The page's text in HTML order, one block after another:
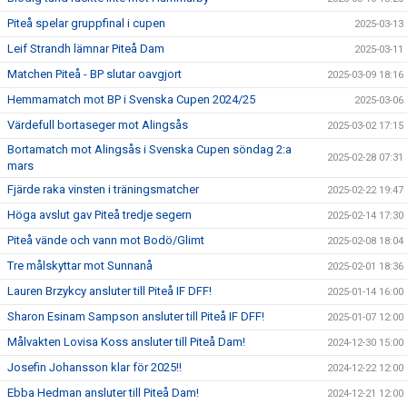
Piteå spelar gruppfinal i cupen 2025-03-13
Leif Strandh lämnar Piteå Dam 2025-03-11
Matchen Piteå - BP slutar oavgjort 2025-03-09 18:16
Hemmamatch mot BP i Svenska Cupen 2024/25 2025-03-06
Värdefull bortaseger mot Alingsås 2025-03-02 17:15
Bortamatch mot Alingsås i Svenska Cupen söndag 2:a
mars
2025-02-28 07:31
Fjärde raka vinsten i träningsmatcher 2025-02-22 19:47
Höga avslut gav Piteå tredje segern 2025-02-14 17:30
Piteå vände och vann mot Bodö/Glimt 2025-02-08 18:04
Tre målskyttar mot Sunnanå 2025-02-01 18:36
Lauren Brzykcy ansluter till Piteå IF DFF! 2025-01-14 16:00
Sharon Esinam Sampson ansluter till Piteå IF DFF! 2025-01-07 12:00
Målvakten Lovisa Koss ansluter till Piteå Dam! 2024-12-30 15:00
Josefin Johansson klar för 2025!! 2024-12-22 12:00
Ebba Hedman ansluter till Piteå Dam! 2024-12-21 12:00